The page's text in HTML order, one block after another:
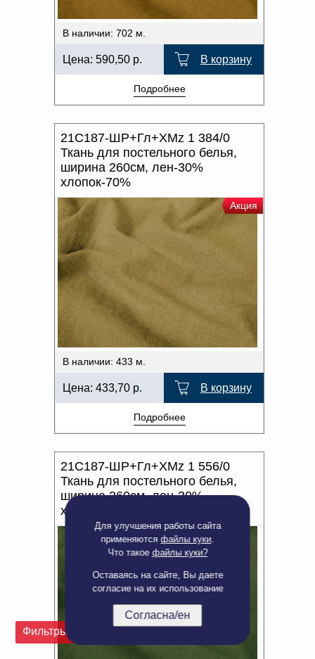
Для улучшения работы сайта
применяютсяфайлы куки.
Что такое файлы куки?
Оставаясь на сайте, Вы даете
согласие на их использование
Согласна/ен
Фильтры
В наличии: 702 м.
Цена: 590,50 р. В корзину
Подробнее
21С187-ШР+Гл+ХМz 1 384/0
Ткань для постельного белья,
ширина 260см, лен-30%
хлопок-70%
Акция
В наличии: 433 м.
Цена: 433,70 р. В корзину
Подробнее
21С187-ШР+Гл+ХМz 1 556/0
Ткань для постельного белья,
ширина 260см, лен-30%
хлопок-70%